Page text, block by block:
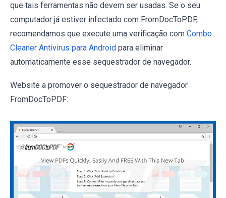
que tais ferramentas não devem ser usadas. Se o seu
computador já estiver infectado com FromDocToPDF,
recomendamos que execute uma verificação com Combo
Cleaner Antivirus para Android para eliminar
automaticamente esse sequestrador de navegador.
Website a promover o sequestrador de navegador
FromDocToPDF: